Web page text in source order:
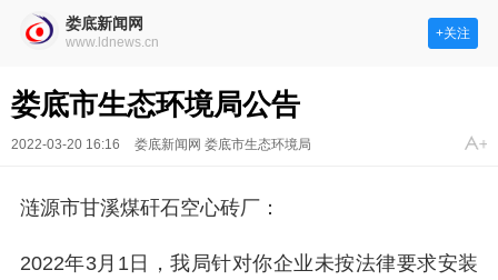
娄底新闻网
www.ldnews.cn
+关注
娄底市生态环境局公告
2022-03-20 16:16 娄底新闻网 娄底市生态环境局
涟源市甘溪煤矸石空心砖厂：
2022年3月1日，我局针对你企业未按法律要求安装